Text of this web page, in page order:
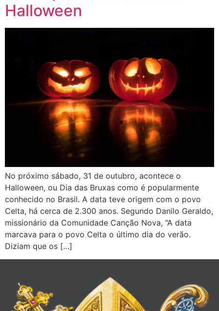
Halloween
No próximo sábado, 31 de outubro, acontece o
Halloween, ou Dia das Bruxas como é popularmente
conhecido no Brasil. A data teve origem com o povo
Celta, há cerca de 2.300 anos. Segundo Danilo Geraldo,
missionário da Comunidade Canção Nova, “A data
marcava para o povo Celta o último dia do verão.
Diziam que os […]